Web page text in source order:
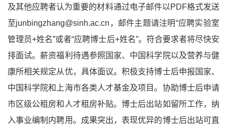
及其他应聘者认为重要的材料通过电子邮件以PDF格式发送
至junbingzhang@sinh.ac.cn，邮件主题请注明“应聘实验室
管理员+姓名”或者“应聘博士后+姓名”。符合要求者将尽快安
排面试。薪资福利待遇参照国家、中国科学院以及营养与健
康所相关规定从优，具体面议。积极支持博士后申报国家、
中国科学院和上海市各类人才基金及项目。协助博士后申请
市区级公租房和人才租房补贴。博士后出站如留所工作，纳
入事业编制内聘用。成果突出，表现优异的博士后出站可直